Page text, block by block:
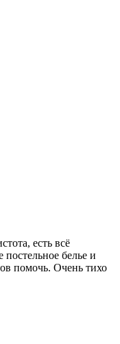
есть всё
белье и
помочь. Очень тихо